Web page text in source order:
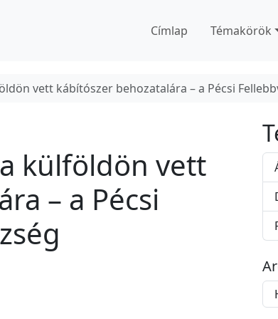
Címlap Témakörök
vett kábítószer behozatalára – a Pécsi
külföldön vett
– a Pécsi
r